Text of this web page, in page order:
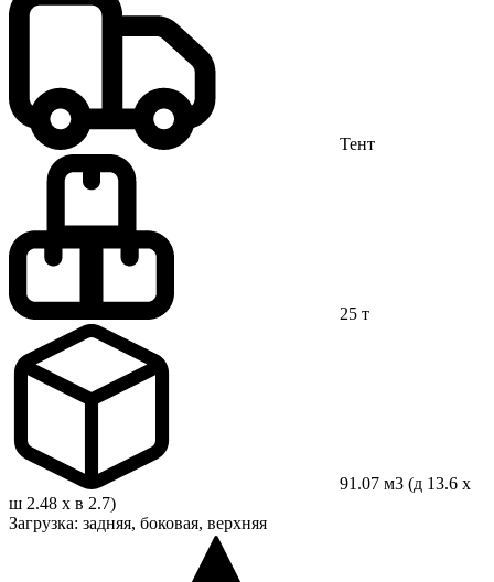
Тент
25 т
91.07 м3 (д 13.6 x
ш 2.48 x в 2.7)
Загрузка: задняя, боковая, верхняя